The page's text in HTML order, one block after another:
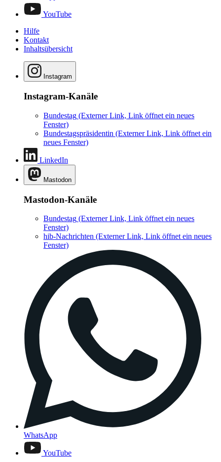
YouTube
Hilfe
Kontakt
Inhaltsübersicht
Instagram
Instagram-Kanäle
Bundestag (Externer Link, Link öffnet ein neues
Fenster)
Bundestagspräsidentin (Externer Link, Link öffnet ein
neues Fenster)
LinkedIn
Mastodon
Mastodon-Kanäle
Bundestag (Externer Link, Link öffnet ein neues
Fenster)
hib-Nachrichten (Externer Link, Link öffnet ein neues
Fenster)
WhatsApp
YouTube